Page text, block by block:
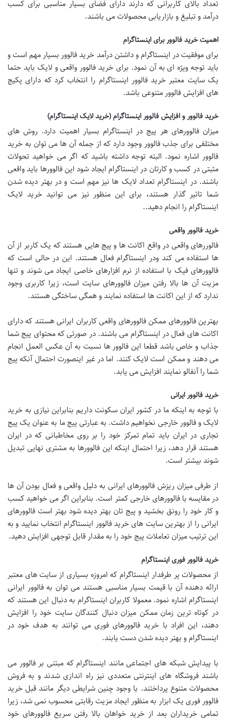
تعداد بالای کاربرانی که دارند دارای فضای بسیار مناسبی برای کسب
درآمد و تبلیغ و بازاریابی محصولات می باشند.
اهمیت خرید فالوور برای اینستاگرام
برای موفقیت در اینستاگرام و داشتن درآمد خرید فالوور بسیار مهم است و
باید توجه ویژه ای به آن نمود. برای خرید فالوور واقعی و لایک باید حتما
یک سایت معتبر خرید فالوور اینستاگرام را انتخاب کرد که دارای پکیج
های افزایش فالوور متنوعی باشد.
خرید فالوور و افزایش فالوور اینستاگرام (خرید لایک اینستاگرام)
میزان فالوورهای هر پیج در اینستاگرام بسیار اهمیت دارد. روش های
مختلفی برای جذب فالوور وجود دارد که از جمله آن ها می توان به خرید
فالوور اشاره نمود. البته توجه داشته باشید که اگر می خواهید تحولات
مثبتی در کسب و کارتان در اینستاگرام ایجاد شود این فالوورها باید واقعی
باشند. در اینستاگرام تعداد لایک ها نیز مهم است و در بهتر دیده شدن
شما تاثیر گذار هستند، برای این منظور نیز می توانید خرید لایک
اینستاگرام را انجام دهید..
خرید فالوور واقعی
فالوررهای واقعی در واقع اکانت ها و پیج هایی هستند که یک کاربر از آن
ها استفاده می کند ودر اینستاگرام فعال هستند. این در حالی است که
فالوورهای فیک با استفاده از نرم افزارهای خاصی ایجاد می شوند و تنها
مزیت آن ها بالا رفتن میزان فالوورهای سایت است، زیرا کاربری وجود
ندارد که از این اکانت ها استفاده نمایند و همگی ساختگی هستند.
بهترین فالوورهای ممکن فالوورهای واقعی کاربران ایرانی هستند که دارای
اکانت های فعال در اینستاگرام می باشند. در صورتی که محتوای پیج شما
جذاب و خاص باشد قطعا این فالوور ها نسبت به آن عکس العمل انجام
می دهند و ممکن است لایک کنند. اما در غیر اینصورت احتمال آنکه پیج
شما را آنفالو نمایند افزایش می یابد.
خرید فالوور ایرانی
با توجه به اینکه ما در کشور ایران سکونت داریم بنابراین نیازی به خرید
لایک و فالوور خارجی نخواهیم داشت. به عبارتی پیج ما به عنوان یک پیج
تجاری در ایران باید تمام تمرکز خود را بر روی مخاطبانی که در ایران
هستند قرار دهد، زیرا احتمال اینکه این فالوورها به مشتری نهایی تبدیل
شوند بیشتر است.
از طرفی میزان ریزش فالوورهای ایرانی به دلیل واقعی و فعال بودن آن ها
در مقایسه با فالوورهای خارجی کمتر است. بنابراین اگر می خواهید کسب
و کار خود را رونق بخشید و پیج تان بهتر دیده شود بهتر است فالوورهای
ایرانی را از بهترین سایت های خرید فالوور اینستاگرام انتخاب نمایید و به
این ترتیب میزان تعاملات پیج خود را به مقدار قابل توجهی افزایش دهید.
خرید فالوور فوری اینستاگرام
از محصولات پر طرفدار اینستاگرام که امروزه بسیاری از سایت های معتبر
ارائه دهنده آن با قیمت بسیار مناسبی هستند می توان به فالوور ایرانی
اینستاگرام اشاره نمود. معمولا کاربران اینستاگرام به دنبال این هستند که
در کوتاه ترین زمان ممکن میزان دنبال کنندگان سایت خود را افزایش
دهند، این افراد با خرید فالوورهای فوری می توانند به هدف خود در
اینستاگرام و بهتر دیده شدن دست یابند.
با پیدایش شبکه های اجتماعی مانند اینستاگرام که مبتنی بر فالوور می
باشند فروشگاه های اینترنتی متعددی نیز راه اندازی شدند و به فروش
محصولات متنوع پرداختند. با وجود چنین شرایطی دیگر مانند قبل خرید
فالوور فوری یک ابزار به منظور ایجاد مزیت رقابتی محسوب نمی شد، زیرا
تمامی خریداران بعد از خرید خواهان بالا رفتن سریع فالوورهای خود